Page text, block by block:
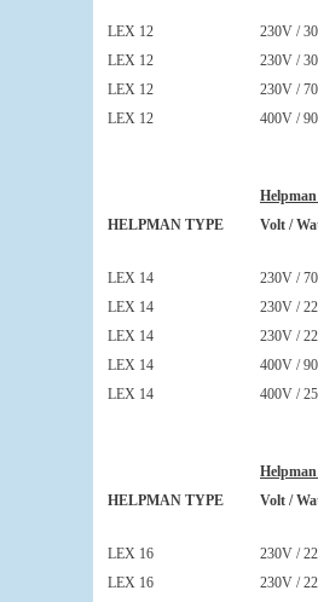
LEX 12
230V /
LEX 12
230V /
LEX 12
230V /
LEX 12
400V /
HELPMAN TYPE
Volt /
LEX 14
230V /
LEX 14
230V /
LEX 14
230V /
LEX 14
400V /
LEX 14
400V /
HELPMAN TYPE
Volt /
LEX 16
230V /
LEX 16
230V /